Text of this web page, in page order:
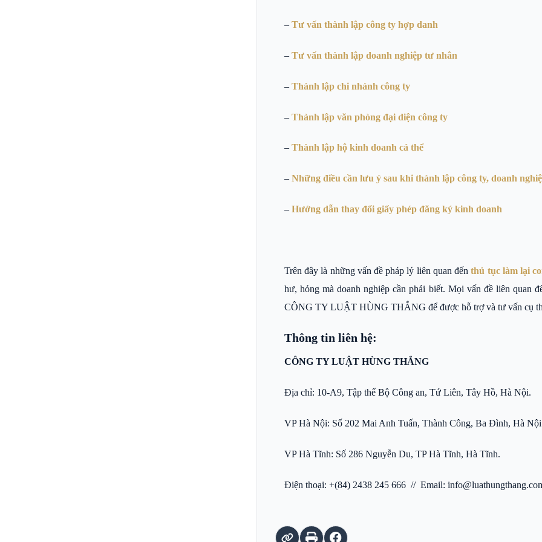
– Tư vấn thành lập công ty hợp danh
– Tư vấn thành lập doanh nghiệp tư nhân
– Thành lập chi nhánh công ty
– Thành lập văn phòng đại diện công ty
– Thành lập hộ kinh doanh cá thể
– Những điều cần lưu ý sau khi thành lập công ty, doanh
– Hướng dẫn thay đổi giấy phép đăng ký kinh doanh
Trên đây là những vấn đề pháp lý liên quan đếnthủ tục làm lại
hư, hỏng mà doanh nghiệp cần phải biết. Mọi vấn đề liên quan
CÔNG TY LUẬT HÙNG THẮNG để được hỗ trợ và tư vấn cụ
Thông tin liên hệ:
CÔNG TY LUẬT HÙNG THẮNG
Địa chỉ: 10-A9, Tập thể Bộ Công an, Tứ Liên, Tây Hồ, Hà Nội.
VP Hà Nội: Số 202 Mai Anh Tuấn, Thành Công, Ba Đình, Hà
VP Hà Tĩnh: Số 286 Nguyễn Du, TP Hà Tĩnh, Hà Tĩnh.
Điện thoại: +(84) 2438 245 666 // Email: